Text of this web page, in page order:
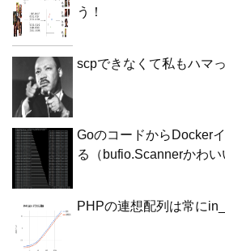
う！
scpできなくて私もハマ
GoのコードからDocker
る（bufio.Scannerかわい
PHPの連想配列は常に